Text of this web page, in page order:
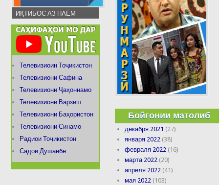
ИҚТИБОС АЗ ПАЁМ
Телевизиоин Тоҷикистон
Телевизиони Сафина
Телевизиони Ҷаҳоннамо
Телевизиони Варзиш
Телевизиони Баҳористон
Телевизиони Синамо
Радиои Тоҷикистон
Садои Душанбе
Бойгонии матолиб
декабря 2021 (27)
января 2022 (38)
февраля 2022 (16)
марта 2022 (20)
апреля 2022 (41)
мая 2022 (103)